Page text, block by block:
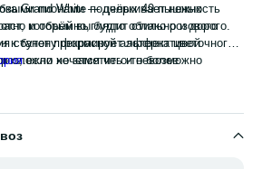
пионами — целых 49 пышных
и объёмно, будто облако розового
станет прекрасной альтернативой
если хочется чего-то более
101 роза.
Grand White подчёркивает нежность
который выглядит стильно и дорого.
к бутону формирует эффект цветочного
сложно не заметить и невозможно
.